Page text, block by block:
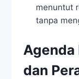
menuntut
tanpa
Agenda
dan